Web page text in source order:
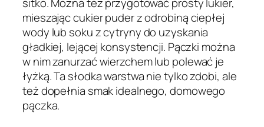
sitko. Można też przygotować prosty lukier,
mieszając cukier puder z odrobiną ciepłej
wody lub soku z cytryny do uzyskania
gładkiej, lejącej konsystencji. Pączki można
w nim zanurzać wierzchem lub polewać je
łyżką. Ta słodka warstwa nie tylko zdobi, ale
też dopełnia smak idealnego, domowego
pączka.